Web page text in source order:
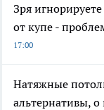
Зря
от купе -
17:00
Натяжные
альтернативы, о